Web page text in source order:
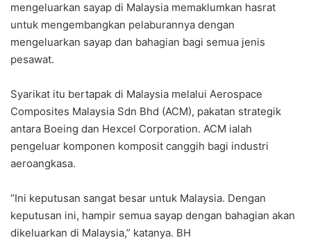
mengeluarkan sayap di Malaysia memaklumkan hasrat
untuk mengembangkan pelaburannya dengan
mengeluarkan sayap dan bahagian bagi semua jenis
pesawat.
Syarikat itu bertapak di Malaysia melalui Aerospace
Composites Malaysia Sdn Bhd (ACM), pakatan strategik
antara Boeing dan Hexcel Corporation. ACM ialah
pengeluar komponen komposit canggih bagi industri
aeroangkasa.
“Ini keputusan sangat besar untuk Malaysia. Dengan
keputusan ini, hampir semua sayap dengan bahagian akan
dikeluarkan di Malaysia,” katanya. BH